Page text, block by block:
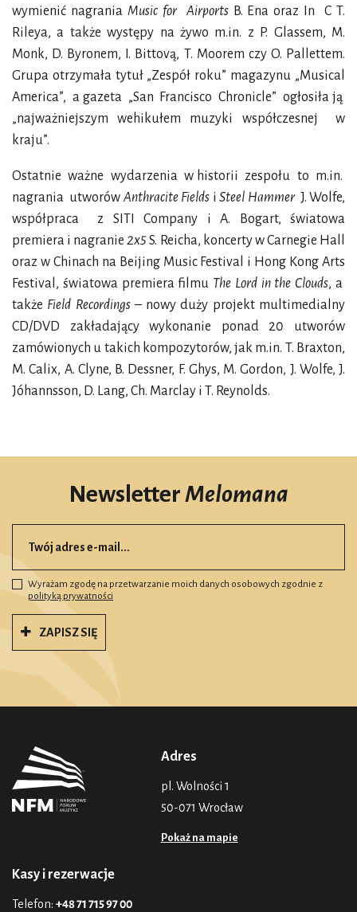
wymienić nagrania Music for AirportsB. Ena oraz In C T.
Rileya, a także występy na żywo m.in. z P. Glassem, M.
Monk, D. Byronem, I. Bittovą, T. Moorem czy O. Pallettem.
Grupa otrzymała tytuł „Zespół roku” magazynu „Musical
America”, a gazeta „San Francisco Chronicle” ogłosiła ją
„najważniejszym wehikułem muzyki współczesnej w
kraju”.
Ostatnie ważne wydarzenia w historii zespołu to m.in.
nagrania utworów Anthracite Fields i Steel HammerJ. Wolfe,
współpraca z SITI Company i A. Bogart, światowa
premiera i nagranie2x5S. Reicha, koncerty w Carnegie Hall
oraz w Chinach na Beijing Music Festival i Hong Kong Arts
Festival, światowa premiera filmu The Lord in the Clouds, a
także Field Recordings– nowy duży projekt multimedialny
CD/DVD zakładający wykonanie ponad 20 utworów
zamówionych u takich kompozytorów, jak m.in. T. Braxton,
M. Calix, A. Clyne, B. Dessner, F. Ghys, M. Gordon, J. Wolfe, J.
Jóhannsson, D. Lang, Ch. Marclay i T. Reynolds.
NewsletterMelomana
Wyrażam zgodę na przetwarzanie moich danych osobowych zgodnie z
polityką prywatności
ZAPISZ SIĘ
Adres
pl. Wolności 1
50-071 Wrocław
Pokaż na mapie
Kasy i rezerwacje
Telefon: +48 71 715 97 00